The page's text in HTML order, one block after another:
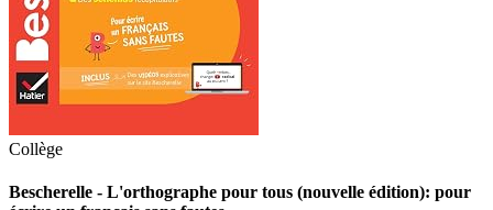
Collège
Bescherelle - L'orthographe pour tous (nouvelle édition): pour